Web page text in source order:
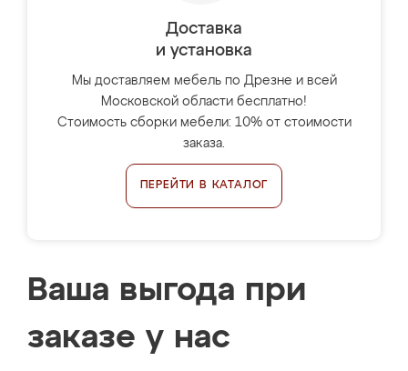
Доставка
и установка
Мы доставляем мебель по Дрезне и всей
Московской области бесплатно!
Стоимость сборки мебели: 10% от стоимости
заказа.
ПЕРЕЙТИ В КАТАЛОГ
Ваша выгода при
заказе у нас